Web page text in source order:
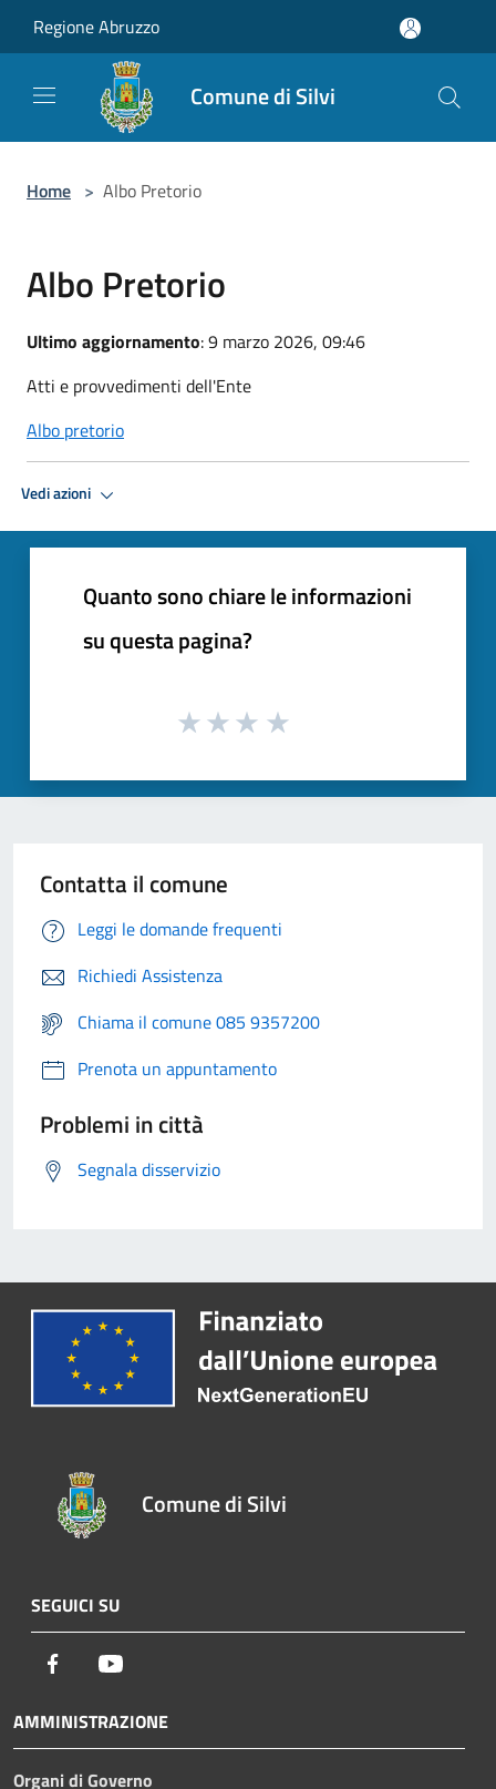
Regione Abruzzo
Comune di Silvi
Home > Albo Pretorio
Albo Pretorio
Ultimo aggiornamento: 9 marzo 2026, 09:46
Atti e provvedimenti dell'Ente
Albo pretorio
Vedi azioni
Quanto sono chiare le informazioni
su questa pagina?
Contatta il comune
Leggi le domande frequenti
Richiedi Assistenza
Chiama il comune 085 9357200
Prenota un appuntamento
Problemi in città
Segnala disservizio
Comune di Silvi
SEGUICI SU
Facebook
AMMINISTRAZIONE
Organi di Governo